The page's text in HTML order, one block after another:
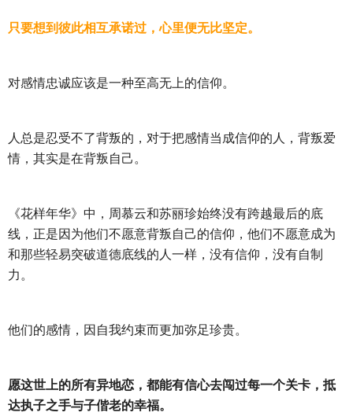
只要想到彼此相互承诺过，心里便无比坚定。
对感情忠诚应该是一种至高无上的信仰。
人总是忍受不了背叛的，对于把感情当成信仰的人，背叛爱
情，其实是在背叛自己。
《花样年华》中，周慕云和苏丽珍始终没有跨越最后的底
线，正是因为他们不愿意背叛自己的信仰，他们不愿意成为
和那些轻易突破道德底线的人一样，没有信仰，没有自制
力。
他们的感情，因自我约束而更加弥足珍贵。
愿这世上的所有异地恋，都能有信心去闯过每一个关卡，抵
达执子之手与子偕老的幸福。